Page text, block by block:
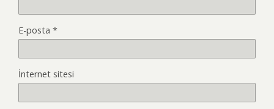
E-posta *
İnternet sitesi